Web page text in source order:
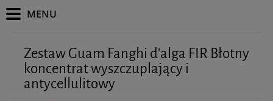
Zestaw Guam Fanghi d'alga FIR Błotny
koncentrat wyszczuplający i
antycellulitowy